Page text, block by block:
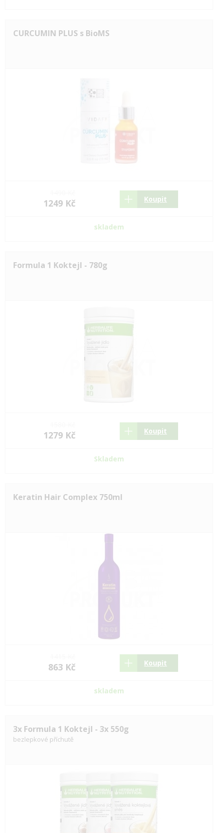
CURCUMIN PLUS s BioMS
1249 Kč Koupit
skladem
Formula 1 Koktejl - 780g
1279 Kč Koupit
Skladem
Keratin Hair Complex 750ml
863 Kč Koupit
skladem
3x Formula 1 Koktejl - 3x 550g
bezlepkové příchutě